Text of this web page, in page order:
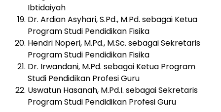
Ibtidaiyah
Dr. Ardian Asyhari, S.Pd., M.Pd. sebagai Ketua
Program Studi Pendidikan Fisika
Hendri Noperi, M.Pd., M.Sc. sebagai Sekretaris
Program Studi Pendidikan Fisika
Dr. Irwandani, M.Pd. sebagai Ketua Program
Studi Pendidikan Profesi Guru
Uswatun Hasanah, M.Pd.I. sebagai Sekretaris
Program Studi Pendidikan Profesi Guru